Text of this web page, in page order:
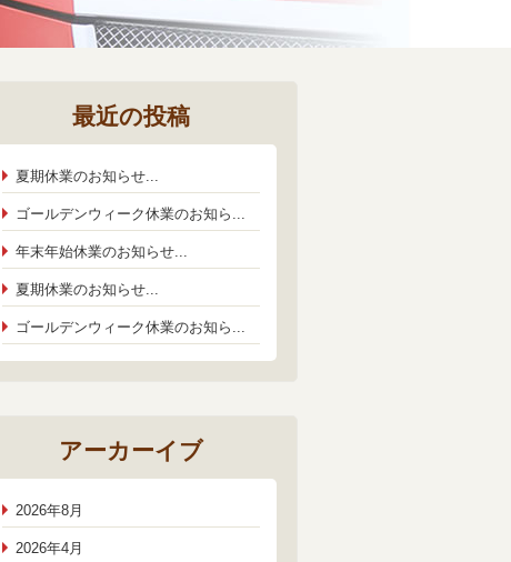
最近の投稿
夏期休業のお知らせ...
ゴールデンウィーク休業のお知ら...
年末年始休業のお知らせ...
夏期休業のお知らせ...
ゴールデンウィーク休業のお知ら...
アーカーイブ
2026年8月
2026年4月